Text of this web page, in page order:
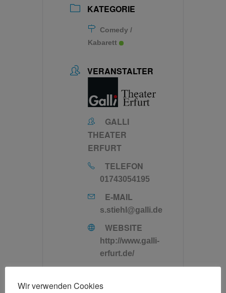
KATEGORIE
Comedy /
Kabarett
VERANSTALTER
GALLI
THEATER
ERFURT
TELEFON
01743054195
E-MAIL
s.stiehl@galli.de
WEBSITE
http://www.galli-
erfurt.de/
Wir verwenden Cookies